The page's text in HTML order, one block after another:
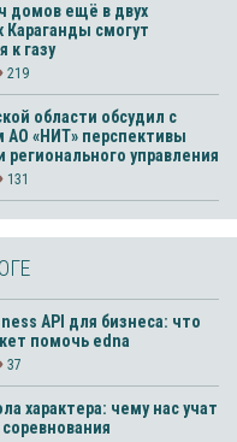
домов ещё в двух
Караганды смогут
к газу
219
области обсудил с
АО «НИТ» перспективы
регионального управления
131
API для бизнеса: что
помочь edna
37
характера: чему нас учат